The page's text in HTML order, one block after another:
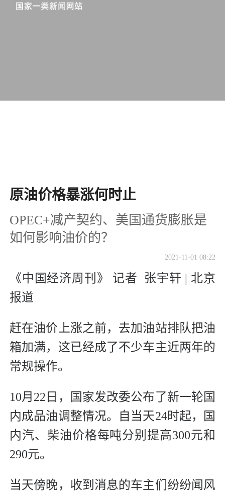
原油价格暴涨何时止
OPEC+减产契约、美国通货膨胀是
如何影响油价的？
2021-11-01 08:22
《中国经济周刊》 记者 张宇轩 | 北京
报道
赶在油价上涨之前，去加油站排队把油
箱加满，这已经成了不少车主近两年的
常规操作。
10月22日，国家发改委公布了新一轮国
内成品油调整情况。自当天24时起，国
内汽、柴油价格每吨分别提高300元和
290元。
当天傍晚，收到消息的车主们纷纷闻风